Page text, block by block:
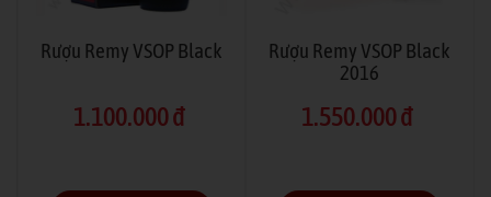
Rượu Remy VSOP Black
1.100.000 đ
Rượu Remy VSOP Black
2016
1.550.000 đ